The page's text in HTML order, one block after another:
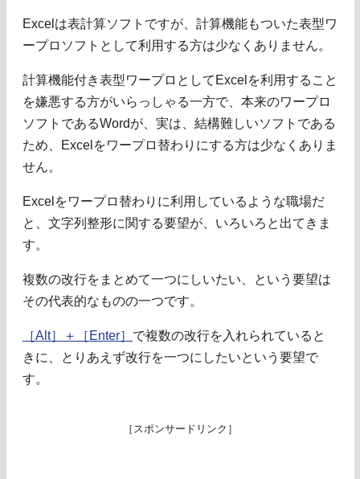
Excelは表計算ソフトですが、計算機能もついた表型ワ
ープロソフトとして利用する方は少なくありません。
計算機能付き表型ワープロとしてExcelを利用すること
を嫌悪する方がいらっしゃる一方で、本来のワープロ
ソフトであるWordが、実は、結構難しいソフトである
ため、Excelをワープロ替わりにする方は少なくありま
せん。
Excelをワープロ替わりに利用しているような職場だ
と、文字列整形に関する要望が、いろいろと出てきま
す。
複数の改行をまとめて一つにしいたい、という要望は
その代表的なものの一つです。
［Alt］＋［Enter］ で複数の改行を入れられていると
きに、とりあえず改行を一つにしたいという要望で
す。
［スポンサードリンク］